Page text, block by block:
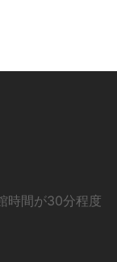
時間が30分程度